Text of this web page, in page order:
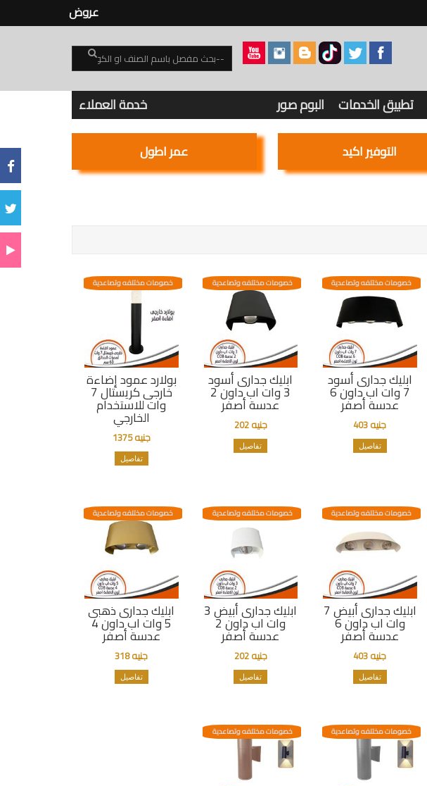
عروض
تطبيق الخدمات البوم صور خدمة العملاء
التوفير اكيد عمر اطول
ابليك جدارى أسود
7 وات اب داون 6
عدسة أصفر
خصومات مختلفه وتصاعدية
جنيه 403
تفاصيل
ابليك جدارى أسود
3 وات اب داون 2
عدسة أصفر
خصومات مختلفه وتصاعدية
جنيه 202
تفاصيل
بولارد عمود إضاءة
خارجى كريستال 7
وات للاستخدام
الخارجي
خصومات مختلفه وتصاعدية
جنيه 1375
تفاصيل
ابليك جدارى أبيض 7
وات اب داون 6
عدسة أصفر
خصومات مختلفه وتصاعدية
جنيه 403
تفاصيل
ابليك جدارى أبيض 3
وات اب داون 2
عدسة أصفر
خصومات مختلفه وتصاعدية
جنيه 202
تفاصيل
ابليك جدارى ذهبى
5 وات اب داون 4
عدسة أصفر
خصومات مختلفه وتصاعدية
جنيه 318
تفاصيل
خصومات مختلفه وتصاعدية خصومات مختلفه وتصاعدية